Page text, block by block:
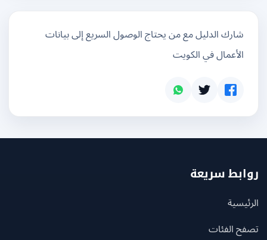
شارك الدليل مع من يحتاج الوصول السريع إلى بيانات
الأعمال في الكويت
سريعة
الفئات